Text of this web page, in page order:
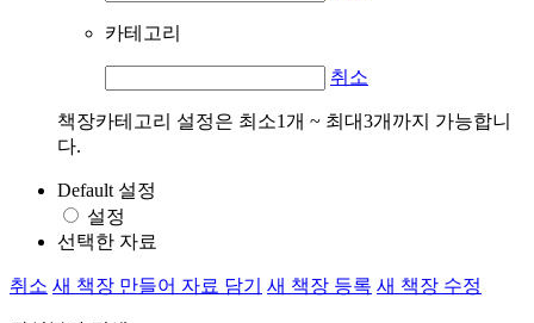
카테고리
취소
책장카테고리 설정은 최소1개 ~ 최대3개까지 가능합니
다.
Default 설정
설정
선택한 자료
취소 새 책장 만들어 자료 담기 새 책장 등록 새 책장 수정